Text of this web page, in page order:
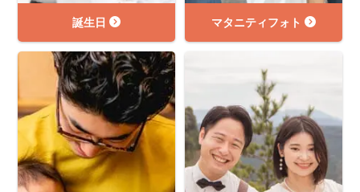
誕生日 マタニティフォト